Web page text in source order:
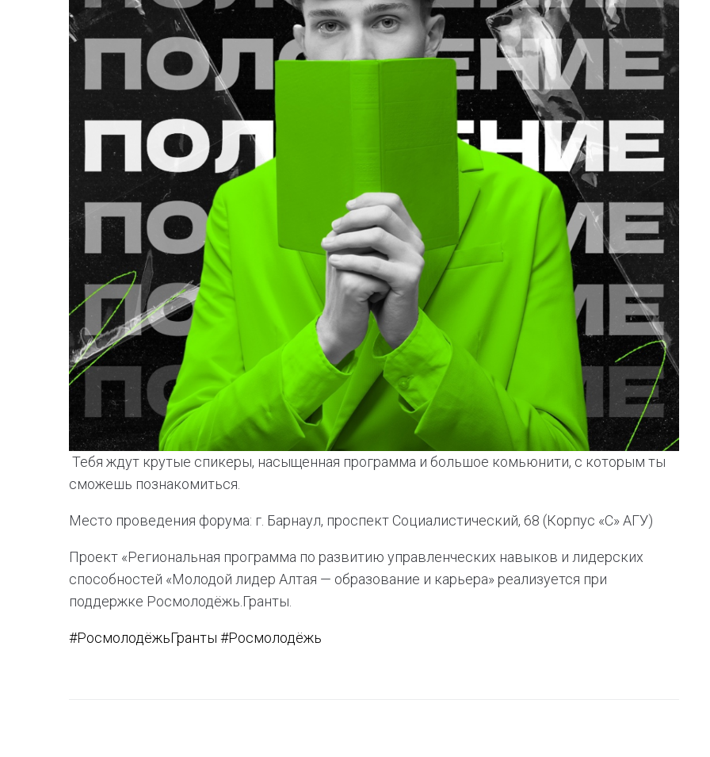
Тебя ждут крутые спикеры, насыщенная программа и большое комьюнити, с которым ты
сможешь познакомиться.
Место проведения форума: г. Барнаул, проспект Социалистический, 68 (Корпус «С» АГУ)
Проект «Региональная программа по развитию управленческих навыков и лидерских
способностей «Молодой лидер Алтая — образование и карьера» реализуется при
поддержке Росмолодёжь.Гранты.
#РосмолодёжьГранты #Росмолодёжь